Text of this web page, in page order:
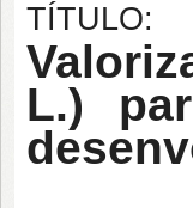
TÍTULO:
L.)